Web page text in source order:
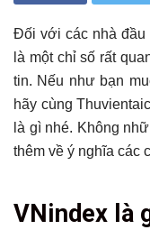
Đối với các nhà
là một chỉ số rất
tin. Nếu như bạn
hãy cùng
là gì nhé. Không
thêm về ý nghĩa các
VNindex là